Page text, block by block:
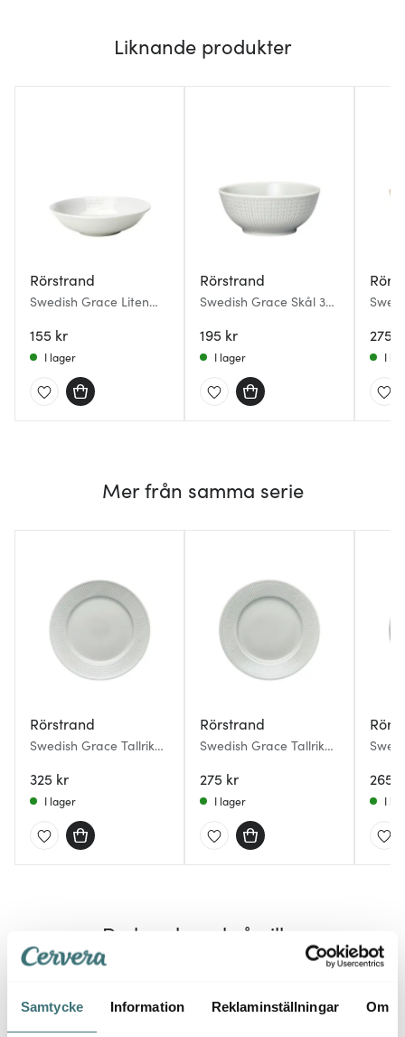
Samtycke Information Reklaminställningar Om
Liknande produkter
Rörstrand
Swedish Grace Liten
155 kr
I lager
Rörstrand
Swedish Grace Skål 30
195 kr
I lager
275
I
Mer från samma serie
Rörstrand
Swedish Grace Tallrik
325 kr
I lager
Rörstrand
Swedish Grace Tallrik
275 kr
I lager
265
I
Du kanske också gillar